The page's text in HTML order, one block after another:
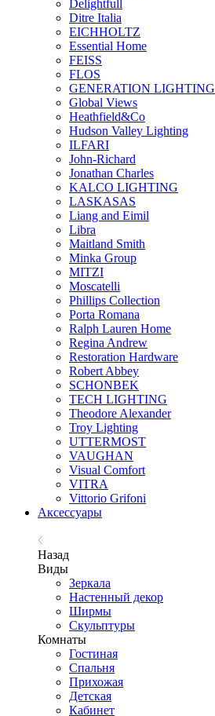
Delightfull
Ditre Italia
EICHHOLTZ
Essential Home
FEISS
FLOS
GENERATION LIGHTING
Global Views
Heathfield&Co
Hudson Valley Lighting
ILFARI
John-Richard
Jonathan Charles
KALCO LIGHTING
LASKASAS
Liang and Eimil
Libra
Maitland Smith
Minka Group
MITZI
Moscatelli
Phillips Collection
Porta Romana
Ralph Lauren Home
Regina Andrew
Restoration Hardware
Robert Abbey
SCHONBEK
TECH LIGHTING
Theodore Alexander
Troy Lighting
UTTERMOST
VAUGHAN
Visual Comfort
VITRA
Vittorio Grifoni
Аксессуары
Назад
Виды
Зеркала
Настенный декор
Ширмы
Скульптуры
Комнаты
Гостиная
Спальня
Прихожая
Детская
Кабинет